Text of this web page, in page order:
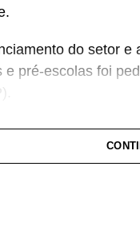
do setor
e pré-escolas foi
e discutindo o
infantil —